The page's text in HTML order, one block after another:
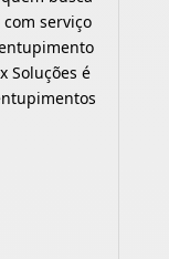
com serviço
Soluções é